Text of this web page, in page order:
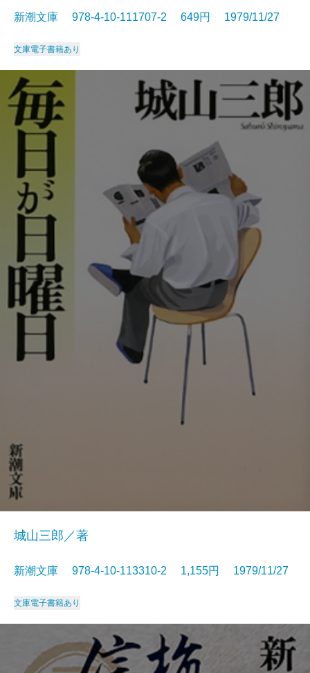
新潮文庫 978-4-10-111707-2 649円 1979/11/27
文庫電子書籍あり
城山三郎／著
新潮文庫 978-4-10-113310-2 1,155円 1979/11/27
文庫電子書籍あり